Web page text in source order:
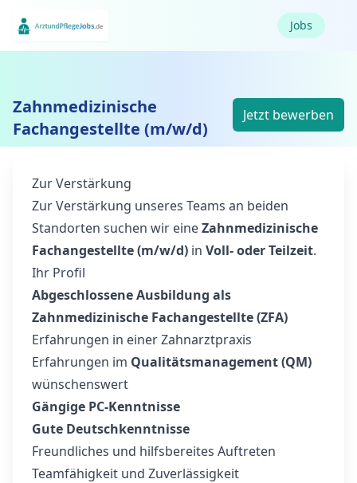
Jobs
Zahnmedizinische
Fachangestellte (m/w/d)
Jetzt bewerben
Zur Verstärkung
Zur Verstärkung unseres Teams an beiden
Standorten suchen wir eineZahnmedizinische
Fachangestellte (m/w/d) in Voll- oder Teilzeit.
Ihr Profil
Abgeschlossene Ausbildung als
Zahnmedizinische Fachangestellte (ZFA)
Erfahrungen in einer Zahnarztpraxis
Erfahrungen im Qualitätsmanagement (QM)
wünschenswert
Gängige PC-Kenntnisse
Gute Deutschkenntnisse
Freundliches und hilfsbereites Auftreten
Teamfähigkeit und Zuverlässigkeit